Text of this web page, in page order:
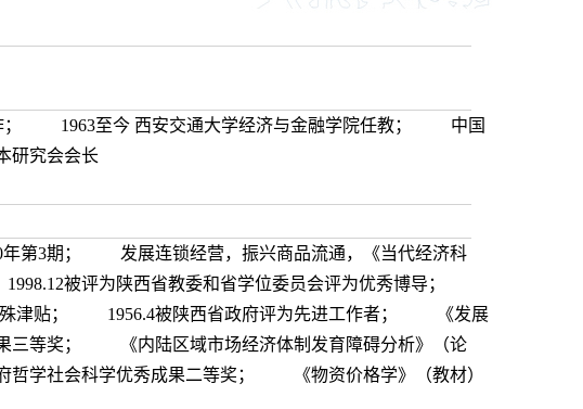
作； 1963至今 西安交通大学经济与金融学院任教； 中国
研究会会长
第3期； 发展连锁经营，振兴商品流通，《当代经济科
被评为陕西省教委和省学位委员会评为优秀博导；
殊津贴； 1956.4被陕西省政府评为先进工作者； 《发展
三等奖； 《内陆区域市场经济体制发育障碍分析》（论
哲学社会科学优秀成果二等奖； 《物资价格学》（教材）